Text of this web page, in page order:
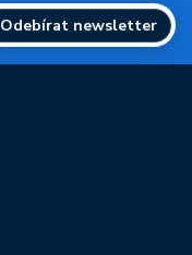
Odebírat newsletter